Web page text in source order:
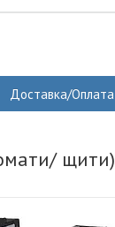
Доставка/Оплата
щити)